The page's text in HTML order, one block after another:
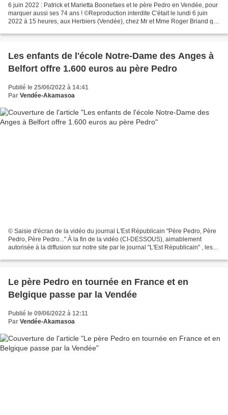
6 juin 2022 : Patrick et Marietta Boonefaes et le père Pedro en Vendée, pour
marquer aussi ses 74 ans ! ©Reproduction interdite C'était le lundi 6 juin
2022 à 15 heures, aux Herbiers (Vendée), chez Mr et Mme Roger Briand qui
Les enfants de l'école Notre-Dame des Anges à
Belfort offre 1.600 euros au père Pedro
Publié le 25/06/2022 à 14:41
Par Vendée-Akamasoa
© Saisie d'écran de la vidéo du journal L'Est Républicain "Père Pedro, Père
Pedro, Père Pedro..." À la fin de la vidéo (CI-DESSOUS), aimablement
autorisée à la diffusion sur notre site par le journal "L'Est Républicain" , les
Le père Pedro en tournée en France et en
Belgique passe par la Vendée
Publié le 09/06/2022 à 12:11
Par Vendée-Akamasoa